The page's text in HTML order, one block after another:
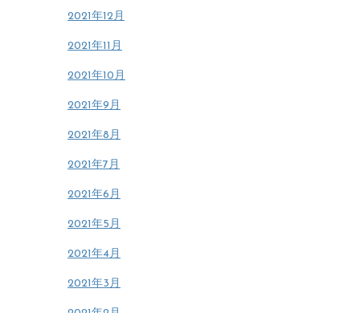
2021年12月
2021年11月
2021年10月
2021年9月
2021年8月
2021年7月
2021年6月
2021年5月
2021年4月
2021年3月